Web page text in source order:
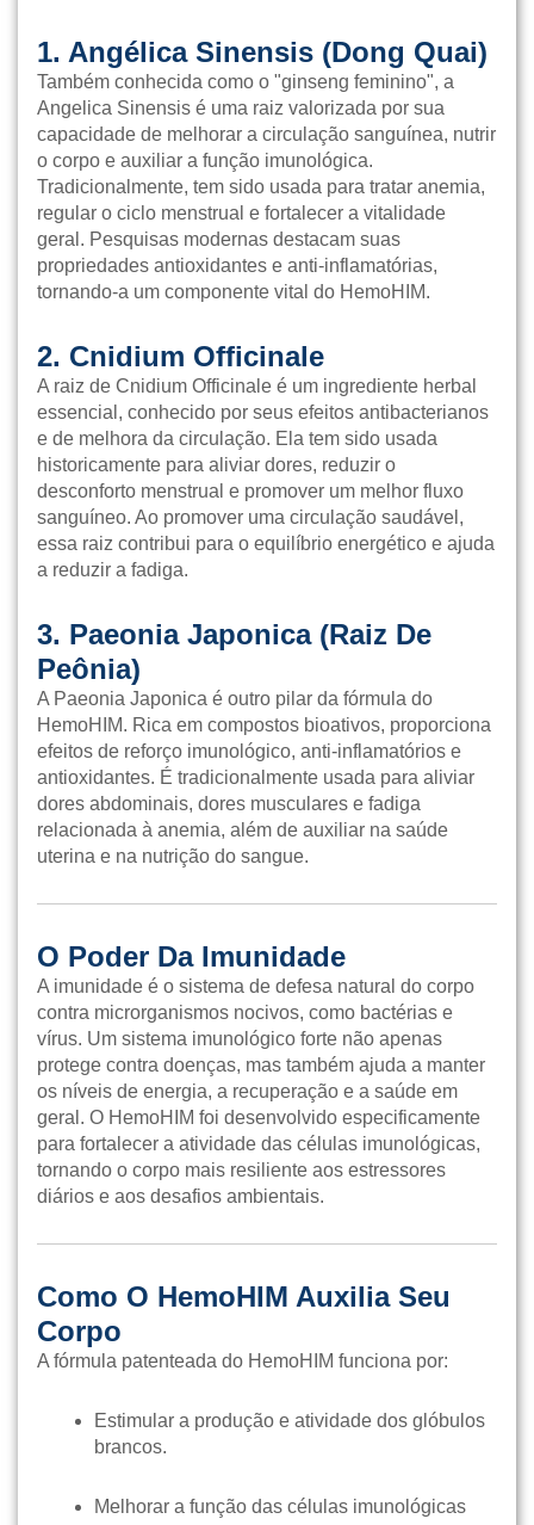
1. Angélica Sinensis (Dong Quai)
Também conhecida como o "ginseng feminino", a
Angelica Sinensis é uma raiz valorizada por sua
capacidade de melhorar a circulação sanguínea, nutrir
o corpo e auxiliar a função imunológica.
Tradicionalmente, tem sido usada para tratar anemia,
regular o ciclo menstrual e fortalecer a vitalidade
geral. Pesquisas modernas destacam suas
propriedades antioxidantes e anti-inflamatórias,
tornando-a um componente vital do HemoHIM.
2. Cnidium Officinale
A raiz de Cnidium Officinale é um ingrediente herbal
essencial, conhecido por seus efeitos antibacterianos
e de melhora da circulação. Ela tem sido usada
historicamente para aliviar dores, reduzir o
desconforto menstrual e promover um melhor fluxo
sanguíneo. Ao promover uma circulação saudável,
essa raiz contribui para o equilíbrio energético e ajuda
a reduzir a fadiga.
3. Paeonia Japonica (Raiz De
Peônia)
A Paeonia Japonica é outro pilar da fórmula do
HemoHIM. Rica em compostos bioativos, proporciona
efeitos de reforço imunológico, anti-inflamatórios e
antioxidantes. É tradicionalmente usada para aliviar
dores abdominais, dores musculares e fadiga
relacionada à anemia, além de auxiliar na saúde
uterina e na nutrição do sangue.
O Poder Da Imunidade
A imunidade é o sistema de defesa natural do corpo
contra microrganismos nocivos, como bactérias e
vírus. Um sistema imunológico forte não apenas
protege contra doenças, mas também ajuda a manter
os níveis de energia, a recuperação e a saúde em
geral. O HemoHIM foi desenvolvido especificamente
para fortalecer a atividade das células imunológicas,
tornando o corpo mais resiliente aos estressores
diários e aos desafios ambientais.
Como O HemoHIM Auxilia Seu
Corpo
A fórmula patenteada do HemoHIM funciona por:
Estimular a produção e atividade dos glóbulos
brancos.
Melhorar a função das células imunológicas